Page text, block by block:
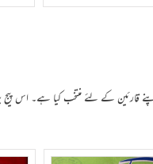
قارئین کے لئے منتخب کیا ہے۔ اس پیج